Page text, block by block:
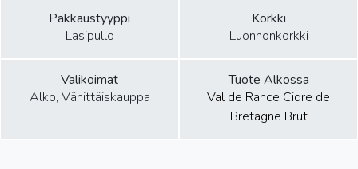
Pakkaustyyppi
Lasipullo
Korkki
Luonnonkorkki
Valikoimat
Alko, Vähittäiskauppa
Tuote Alkossa
Val de Rance Cidre de
Bretagne Brut